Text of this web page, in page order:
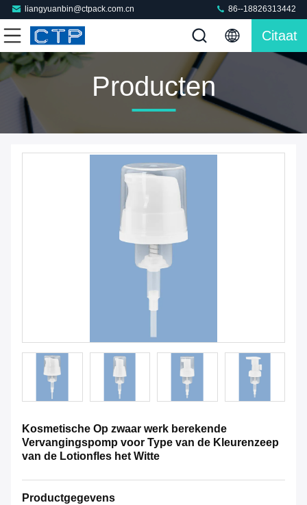
liangyuanbin@ctpack.com.cn 86--18826313442
Citaat
Producten
Kosmetische Op zwaar werk berekende
Vervangingspomp voor Type van de Kleurenzeep
van de Lotionfles het Witte
Productgegevens